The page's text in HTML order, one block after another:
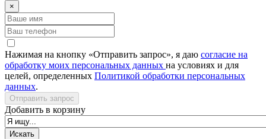
×
Нажимая на кнопку «Отправить запрос», я даю согласие на
обработку моих персональных данных на условиях и для
целей, определенных Политикой обработки персональных
данных.
Отправить запрос
Добавить в корзину